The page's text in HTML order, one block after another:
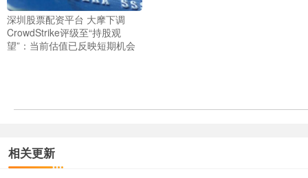
深圳股票配资平台 大摩下调
CrowdStrike评级至“持股观
望”：当前估值已反映短期机会
相关更新